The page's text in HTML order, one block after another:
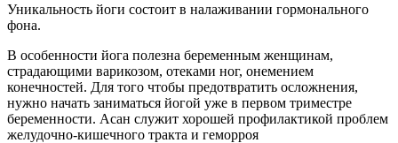
Уникальность йоги состоит в налаживании гормонального
фона.
В особенности йога полезна беременным женщинам,
страдающими варикозом, отеками ног, онемением
конечностей. Для того чтобы предотвратить осложнения,
нужно начать заниматься йогой уже в первом триместре
беременности. Асан служит хорошей профилактикой проблем
желудочно-кишечного тракта и геморроя